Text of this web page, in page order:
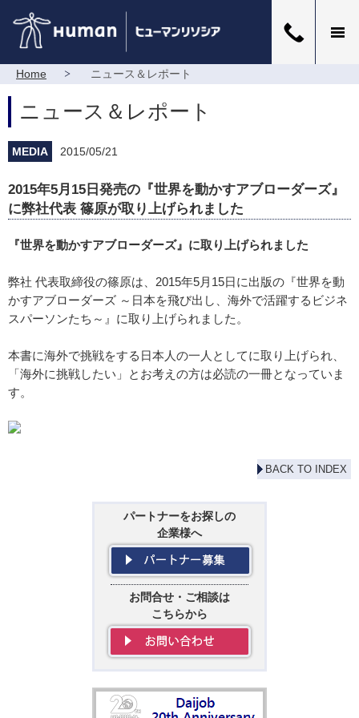
Home ニュース＆レポート
ニュース＆レポート
MEDIA 2015/05/21
2015年5月15日発売の『世界を動かすアブローダーズ』
に弊社代表 篠原が取り上げられました
『世界を動かすアブローダーズ』に取り上げられました
弊社 代表取締役の篠原は、2015年5月15日に出版の『世界を動
かすアブローダーズ ～日本を飛び出し、海外で活躍するビジネ
スパーソンたち～』に取り上げられました。
本書に海外で挑戦をする日本人の一人としてに取り上げられ、
「海外に挑戦したい」とお考えの方は必読の一冊となっていま
す。
BACK TO INDEX
パートナーをお探しの
企業様へ
お問合せ・ご相談は
こちらから